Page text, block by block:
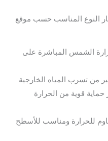
النوع المناسب حسب موقع
الشمس المباشرة على
من تسرب المياه الخارجية
حماية قوية من الحرارة
للحرارة ومناسب للأسطح